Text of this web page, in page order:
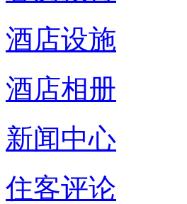
酒店设施
酒店相册
新闻中心
住客评论